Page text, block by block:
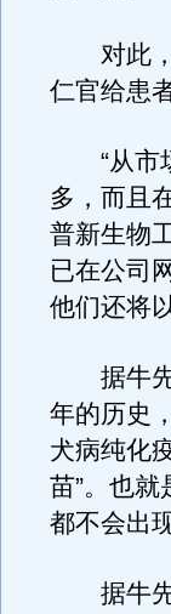
对此，
仁官给患
“从市场
多，而且
普新生物
已在公司
他们还将
据牛先
年的历史
犬病纯化
苗”。也
都不会出
据牛先